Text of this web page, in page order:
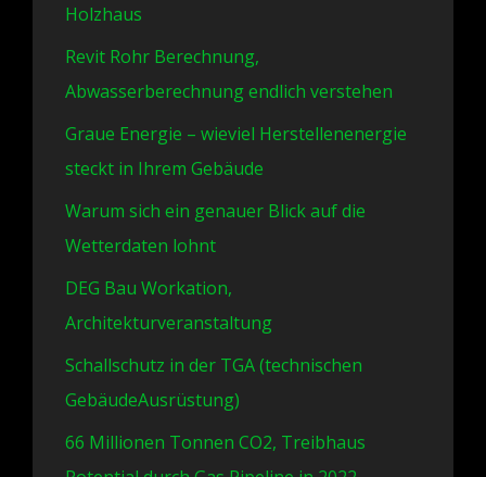
Holzhaus
Revit Rohr Berechnung,
Abwasserberechnung endlich verstehen
Graue Energie – wieviel Herstellenenergie
steckt in Ihrem Gebäude
Warum sich ein genauer Blick auf die
Wetterdaten lohnt
DEG Bau Workation,
Architekturveranstaltung
Schallschutz in der TGA (technischen
GebäudeAusrüstung)
66 Millionen Tonnen CO2, Treibhaus